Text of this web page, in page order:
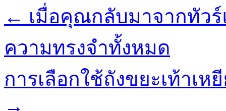
← เมื่อคุณกลับมาจากทัว
ความทรงจำทั้งหมด
การเลือกใช้ถังขยะเท้าเห
→